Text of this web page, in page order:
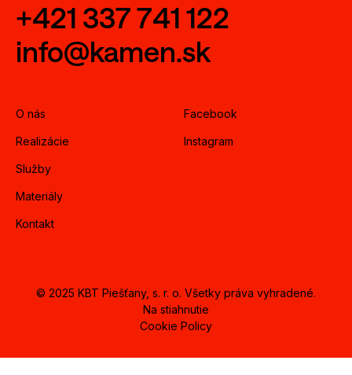
+421 337 741 122
info@kamen.sk
O nás
Realizácie
Služby
Materiály
Kontakt
Facebook
Instagram
© 2025 KBT Piešťany, s. r. o. Všetky práva vyhradené.
Na stiahnutie
Cookie Policy